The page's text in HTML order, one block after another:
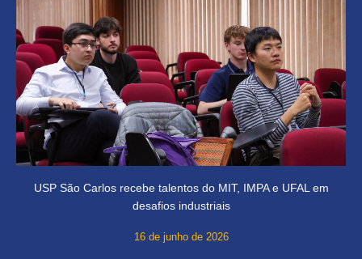
USP São Carlos recebe talentos do MIT, IMPA e UFAL em
desafios industriais
16 de junho de 2026